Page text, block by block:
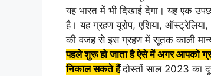
यह भारत में भी दिखाई देगा। यह एक
है। यह ग्रहण यूरोप, एशिया,
की वजह से इस ग्रहण में सूतक काली
पहले शुरू हो जाता है ऐसे में अगर आपको
निकाल सकते हैं दोस्तों साल 2023 का